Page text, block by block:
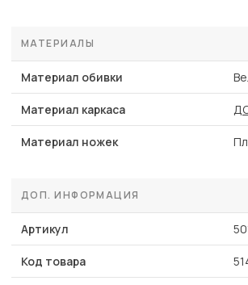
МАТЕРИАЛЫ
Материал обивки
Материал каркаса
Материал ножек
ДОП. ИНФОРМАЦИЯ
Артикул
Код товара